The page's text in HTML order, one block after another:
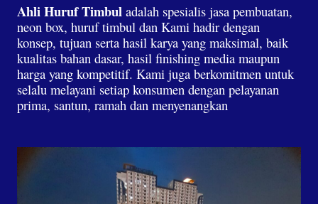
Ahli Huruf Timbul adalah spesialis jasa pembuatan,
neon box, huruf timbul dan Kami hadir dengan
konsep, tujuan serta hasil karya yang maksimal, baik
kualitas bahan dasar, hasil finishing media maupun
harga yang kompetitif. Kami juga berkomitmen untuk
selalu melayani setiap konsumen dengan pelayanan
prima, santun, ramah dan menyenangkan